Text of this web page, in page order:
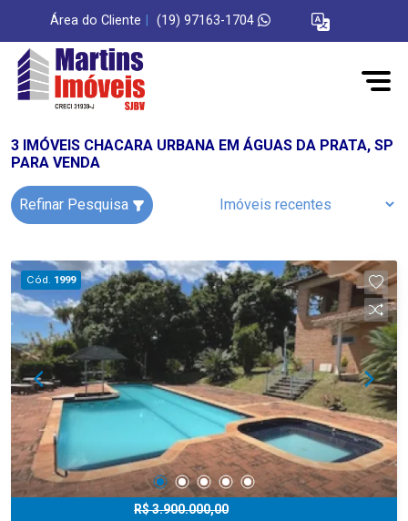
Área do Cliente (19) 97163-1704
3 IMÓVEIS CHACARA URBANA EM ÁGUAS DA PRATA, SP
PARA VENDA
Refinar Pesquisa
Cód. 1999
R$ 3.900.000,00